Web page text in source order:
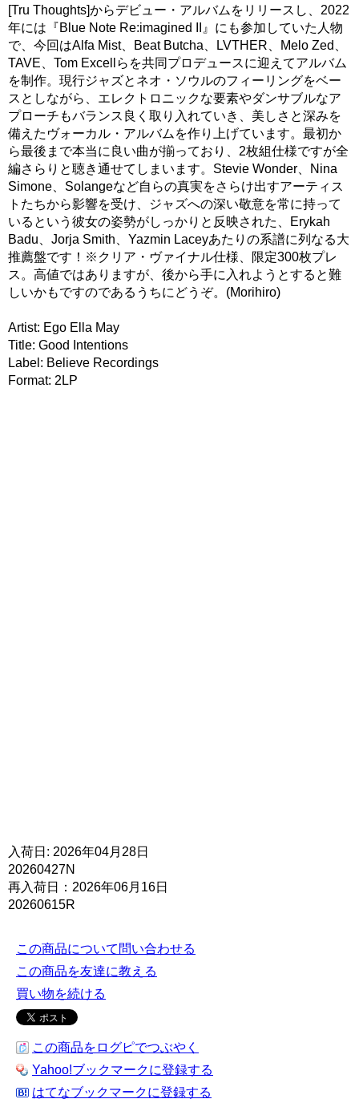
[Tru Thoughts]からデビュー・アルバムをリリースし、2022
年には『Blue Note Re:imagined II』にも参加していた人物
で、今回はAlfa Mist、Beat Butcha、LVTHER、Melo Zed、
TAVE、Tom Excellらを共同プロデュースに迎えてアルバム
を制作。現行ジャズとネオ・ソウルのフィーリングをベー
スとしながら、エレクトロニックな要素やダンサブルなア
プローチもバランス良く取り入れていき、美しさと深みを
備えたヴォーカル・アルバムを作り上げています。最初か
ら最後まで本当に良い曲が揃っており、2枚組仕様ですが全
編さらりと聴き通せてしまいます。Stevie Wonder、Nina
Simone、Solangeなど自らの真実をさらけ出すアーティス
トたちから影響を受け、ジャズへの深い敬意を常に持って
いるという彼女の姿勢がしっかりと反映された、Erykah
Badu、Jorja Smith、Yazmin Laceyあたりの系譜に列なる大
推薦盤です！※クリア・ヴァイナル仕様、限定300枚プレ
ス。高値ではありますが、後から手に入れようとすると難
しいかもですのであるうちにどうぞ。(Morihiro)
Artist: Ego Ella May
Title: Good Intentions
Label: Believe Recordings
Format: 2LP
入荷日: 2026年04月28日
20260427N
再入荷日：2026年06月16日
20260615R
この商品について問い合わせる
この商品を友達に教える
買い物を続ける
この商品をログピでつぶやく
Yahoo!ブックマークに登録する
はてなブックマークに登録する